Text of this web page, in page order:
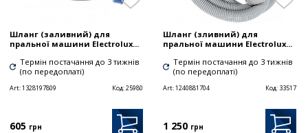
Шланг (заливний) для
пральної машини Electrolux...
Термін постачання до 3 тижнів
(по передоплаті)
Art:1328197809 Код:25980
605 грн
Шланг (зливний) для
пральної машини Electrolux...
Термін постачання до 3 тижнів
(по передоплаті)
Art:1240881704 Код: 33517
1 250 грн